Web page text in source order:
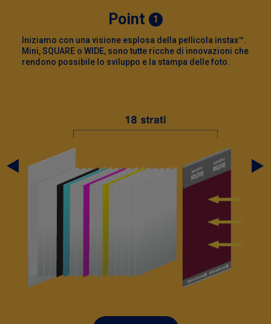
Point 1
Iniziamo con una visione esplosa della pellicola instax™.
Mini, SQUARE o WIDE, sono tutte ricche di innovazioni che
rendono possibile lo sviluppo e la stampa delle foto.